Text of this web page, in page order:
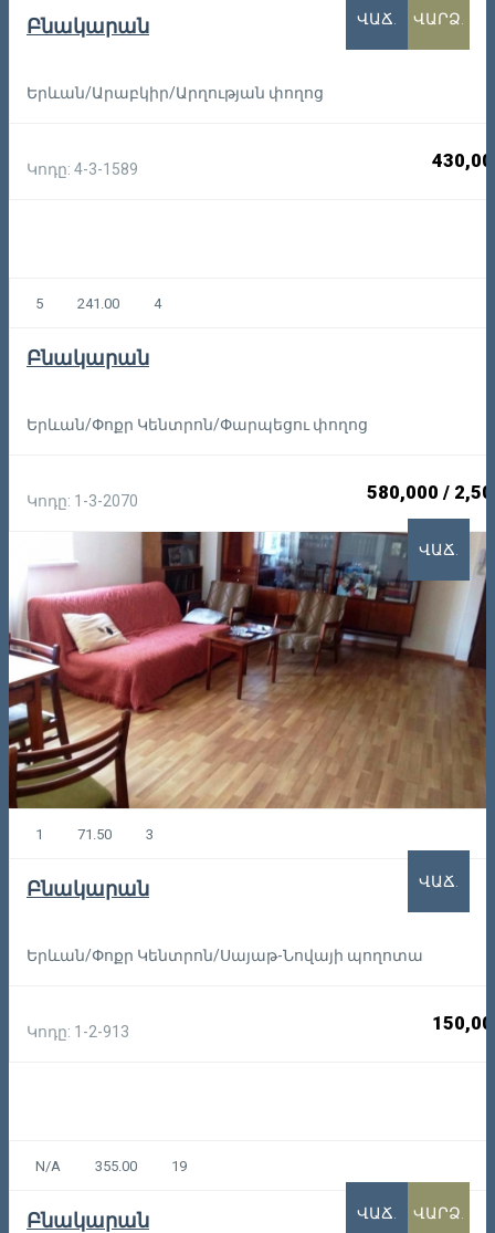
Բնակարան
Երևան/Արաբկիր/Արղության փողոց
Կոդը: 4-3-1589
ՎԱՃ. ՎԱՐՁ.
5 241.00 4
Բնակարան
Երևան/Փոքր Կենտրոն/Փարպեցու փողոց
Կոդը: 1-3-2070 580,000 /
ՎԱՃ.
1 71.50 3
Բնակարան
Երևան/Փոքր Կենտրոն/Սայաթ-Նովայի պողոտա
Կոդը: 1-2-913
ՎԱՃ.
N/A 355.00 19
Բնակարան ՎԱՃ. ՎԱՐՁ.